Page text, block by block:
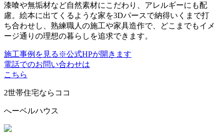
漆喰や無垢材など自然素材にこだわり、アレルギーにも配
慮。絵本に出てくるような家を3Dパースで納得いくまで打
ち合わせし、熟練職人の施工や家具造作で、どこまでもイメ
ージ通りの理想の暮らしを追求できます。
施工事例を見る ※公式HPが開きます
電話でのお問い合わせは
こちら
2世帯住宅ならココ
へーベルハウス